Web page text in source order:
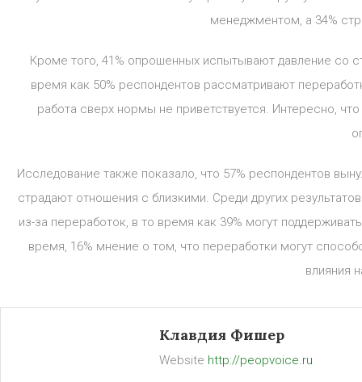
менеджментом, а 34%
Кроме того, 41% опрошенных испытывают давление со
время как 50% респондентов рассматривают
работа сверх нормы не приветствуется. Интересно,
Исследование также показало, что 57% респондентов
страдают отношения с близкими. Среди других
из-за переработок, в то время как 39% могут
время, 16% мнение о том, что переработки могут
влияния
Клавдия Фишер
Website http://peopvoice.ru